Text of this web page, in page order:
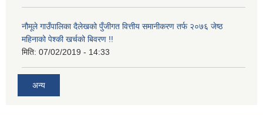
नौमूले गाउँपालिका दैलेखको पुँजीगत वित्तीय समानीकरण तर्फ २०७६ जेष्ठ
महिनाको पेश्की खर्चको बिवरण !!
मिति: 07/02/2019 - 14:33
अन्य